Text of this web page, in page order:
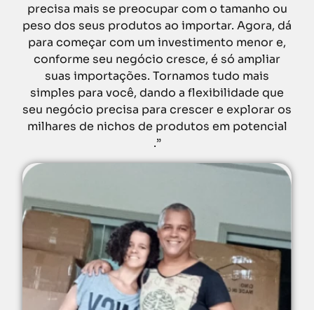
precisa mais se preocupar com o tamanho ou
peso dos seus produtos ao importar. Agora, dá
para começar com um investimento menor e,
conforme seu negócio cresce, é só ampliar
suas importações. Tornamos tudo mais
simples para você, dando a flexibilidade que
seu negócio precisa para crescer e explorar os
milhares de nichos de produtos em potencial
.”